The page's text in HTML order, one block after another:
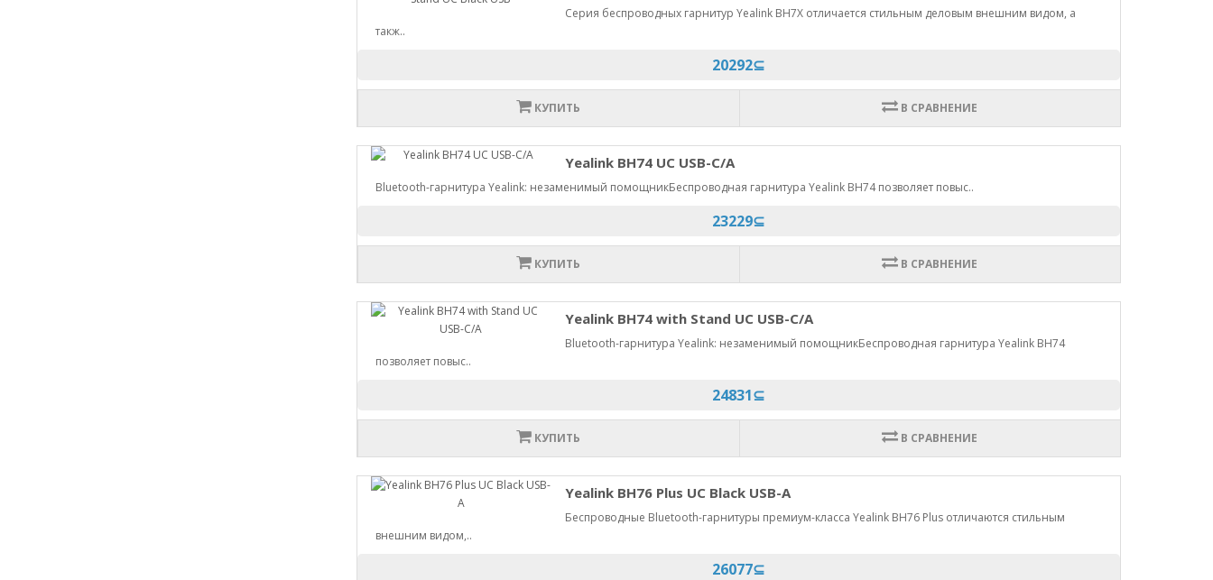
Серия беспроводных гарнитур Yealink BH7X отличается стильным деловым внешним видом, а
такж..
20292⊆
КУПИТЬ В СРАВНЕНИЕ
Yealink BH74 UC USB-C/A
Bluetooth-гарнитура Yealink: незаменимый помощникБеспроводная гарнитура Yealink BH74 позволяет повыс..
23229⊆
КУПИТЬ В СРАВНЕНИЕ
Yealink BH74 with Stand UC USB-C/A
Bluetooth-гарнитура Yealink: незаменимый помощникБеспроводная гарнитура Yealink BH74
позволяет повыс..
24831⊆
КУПИТЬ В СРАВНЕНИЕ
Yealink BH76 Plus UC Black USB-A
Беспроводные Bluetooth-гарнитуры премиум-класса Yealink BH76 Plus отличаются стильным
внешним видом,..
26077⊆